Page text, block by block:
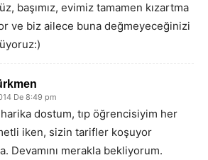
başımız, evimiz tamamen kızartma
ve biz ailece buna değmeyeceğinizi
De 8:49 pm
dostum, tıp öğrencisiyim her
iken, sizin tarifler koşuyor
Devamını merakla bekliyorum.